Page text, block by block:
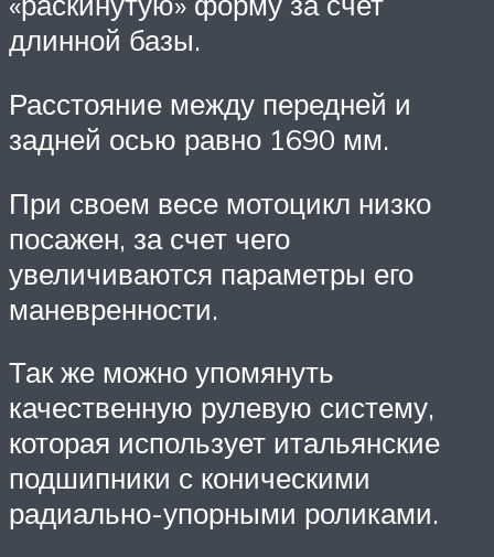
длинной базы.
Расстояние между передней и
задней осью равно 1690 мм.
При своем весе мотоцикл низко
посажен, за счет чего
увеличиваются параметры его
маневренности.
Так же можно упомянуть
качественную рулевую систему,
которая использует итальянские
подшипники с коническими
радиально-упорными роликами.